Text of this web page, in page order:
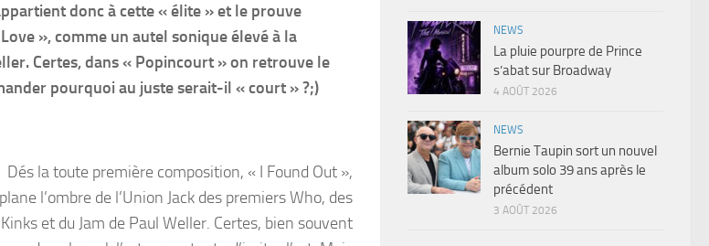
donc à cette « élite » et le prouve
», comme un autel sonique élevé à la
Certes, dans « Popincourt » on retrouve le
pourquoi au juste serait-il « court » ?;)
Dés la toute première composition, « I Found Out »,
plane l’ombre de l’Union Jack des premiers Who, des
Kinks et du Jam de Paul Weller. Certes, bien souvent
NEWS
La pluie pourpre de Prince
s’abat sur Broadway
4 AOÛT 2026
NEWS
Bernie Taupin sort un nouvel
album solo 39 ans après le
précédent
3 AOÛT 2026